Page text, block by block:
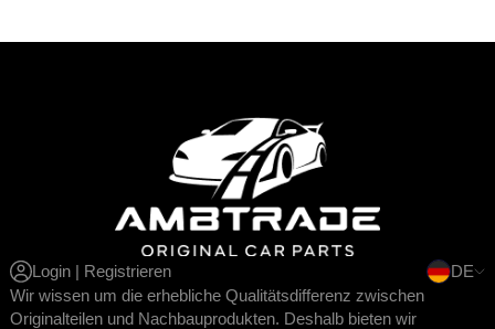
Login | Registrieren
DE
Wir wissen um die erhebliche Qualitätsdifferenz zwischen
Originalteilen und Nachbauprodukten. Deshalb bieten wir